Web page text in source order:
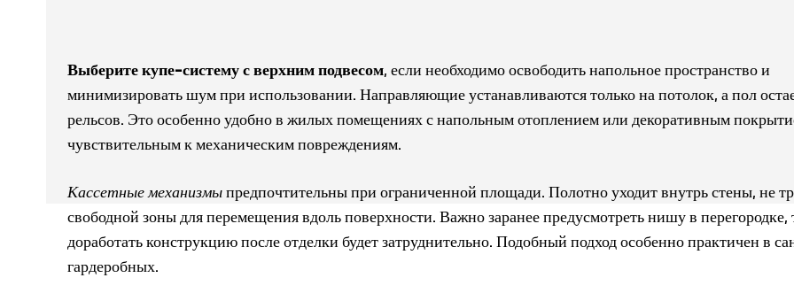
Выберите купе-систему с верхним подвесом, если необходимо освободить напольное пространство и
минимизировать шум при использовании. Направляющие устанавливаются только на потолок, а пол
рельсов. Это особенно удобно в жилых помещениях с напольным отоплением или декоративным
чувствительным к механическим повреждениям.
Кассетные механизмыпредпочтительны при ограниченной площади. Полотно уходит внутрь стены, не
свободной зоны для перемещения вдоль поверхности. Важно заранее предусмотреть нишу в перегородке,
доработать конструкцию после отделки будет затруднительно. Подобный подход особенно практичен в
гардеробных.